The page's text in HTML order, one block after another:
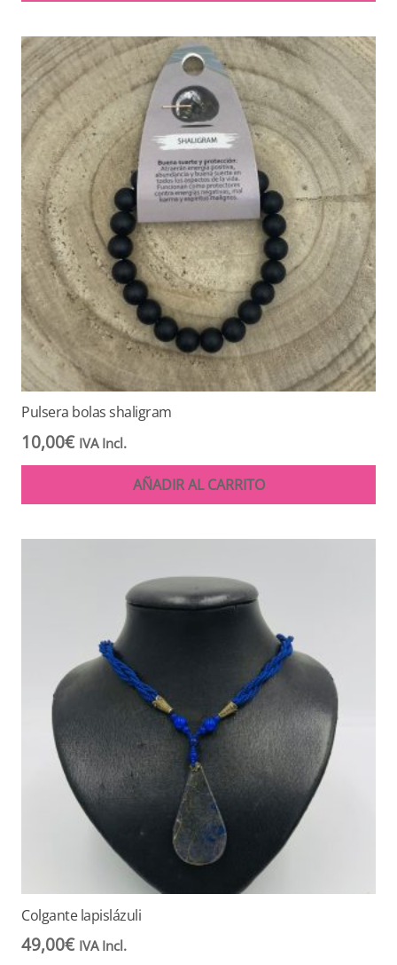
Pulsera bolas shaligram
10,00€ IVA Incl.
AÑADIR AL CARRITO
Colgante lapislázuli
49,00€ IVA Incl.